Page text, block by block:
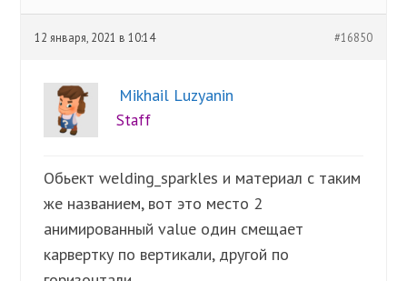
12 января, 2021 в 10:14 #16850
Mikhail Luzyanin
Staff
Обьект welding_sparkles и материал с таким
же названием, вот это место 2
анимированный value один смещает
карвертку по вертикали, другой по